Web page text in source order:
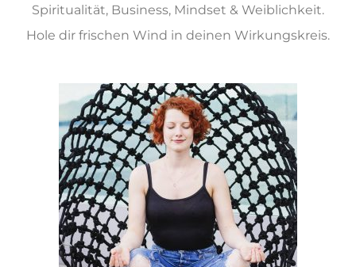
Spiritualität, Business, Mindset & Weiblichkeit.
Hole dir frischen Wind in deinen Wirkungskreis.